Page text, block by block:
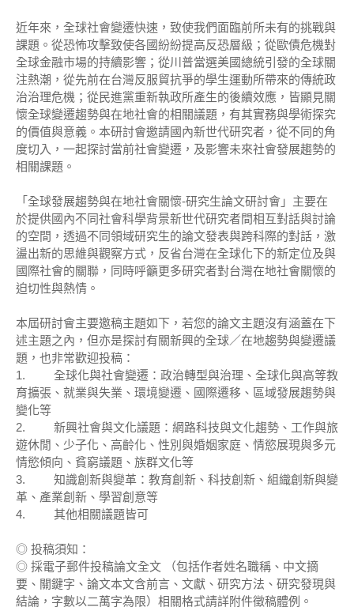
近年來，全球社會變遷快速，致使我們面臨前所未有的挑戰與
課題。從恐怖攻擊致使各國紛紛提高反恐層級；從歐債危機對
全球金融市場的持續影響；從川普當選美國總統引發的全球關
注熱潮，從先前在台灣反服貿抗爭的學生運動所帶來的傳統政
治治理危機；從民進黨重新執政所產生的後續效應，皆顯見關
懷全球變遷趨勢與在地社會的相關議題，有其實務與學術探究
的價值與意義。本研討會邀請國內新世代研究者，從不同的角
度切入，一起探討當前社會變遷，及影響未來社會發展趨勢的
相關課題。
「全球發展趨勢與在地社會關懷-研究生論文研討會」主要在
於提供國內不同社會科學背景新世代研究者間相互對話與討論
的空間，透過不同領域研究生的論文發表與跨科際的對話，激
盪出新的思維與觀察方式，反省台灣在全球化下的新定位及與
國際社會的關聯，同時呼籲更多研究者對台灣在地社會關懷的
迫切性與熱情。
本屆研討會主要邀稿主題如下，若您的論文主題沒有涵蓋在下
述主題之內，但亦是探討有關新興的全球／在地趨勢與變遷議
題，也非常歡迎投稿：
1. 全球化與社會變遷：政治轉型與治理、全球化與高等教
育擴張、就業與失業、環境變遷、國際遷移、區域發展趨勢與
變化等
2. 新興社會與文化議題：網路科技與文化趨勢、工作與旅
遊休閒、少子化、高齡化、性別與婚姻家庭、情慾展現與多元
情慾傾向、貧窮議題、族群文化等
3. 知識創新與變革：教育創新、科技創新、組織創新與變
革、產業創新、學習創意等
4. 其他相關議題皆可
◎ 投稿須知：
◎ 採電子郵件投稿論文全文 （包括作者姓名職稱、中文摘
要、關鍵字、論文本文含前言、文獻、研究方法、研究發現與
結論，字數以二萬字為限）相關格式請詳附件徵稿體例。